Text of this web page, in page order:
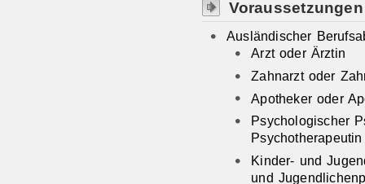
Voraussetzungen
Ausländischer
Arzt oder Ärztin
Zahnarzt oder
Apotheker oder
Psychologischer
Psychotherapeutin
Kinder- und
und